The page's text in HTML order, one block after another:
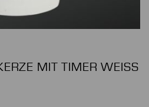
MIT TIMER WEISS